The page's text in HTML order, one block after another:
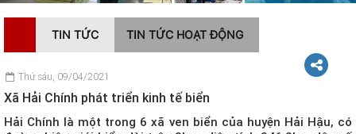
TIN TỨC TIN TỨC HOẠT ĐỘNG
Thứ sáu, 09/04/2021
Xã Hải Chính phát triển kinh tế biển
Hải Chính là một trong 6 xã ven biển của huyện Hải Hậu, có